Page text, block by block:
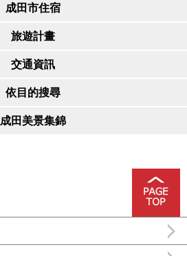
成田市住宿
旅遊計畫
交通資訊
依目的搜尋
成田美景集錦